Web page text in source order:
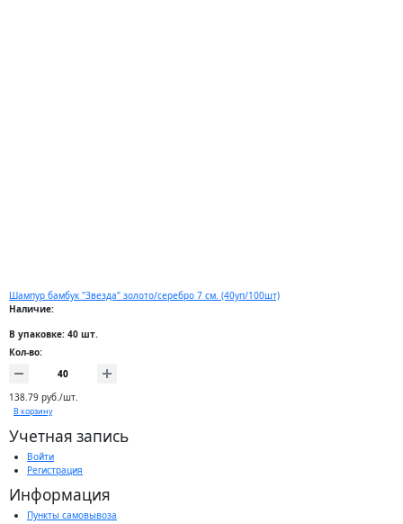
Шампур бамбук "Звезда" золото/серебро 7 см. (40уп/100шт)
Наличие:
В упаковке: 40 шт.
Кол-во:
138.79 руб./шт.
В корзину
Учетная запись
Войти
Регистрация
Информация
Пункты самовывоза